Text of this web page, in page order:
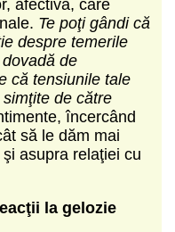
afectivă, care
Te poţi gândi că
despre temerile
de
că tensiunile tale
de către
încercând
să le dăm mai
asupra relaţiei cu
la gelozie